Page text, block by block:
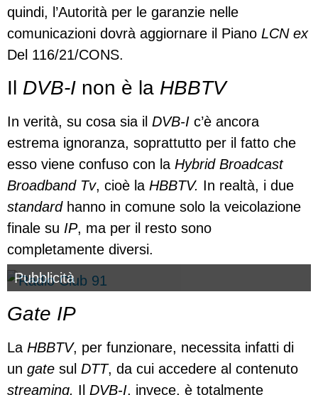
quindi, l’Autorità per le garanzie nelle
comunicazioni dovrà aggiornare il Piano LCN ex
Del 116/21/CONS.
Il DVB-I non è la HBBTV
In verità, su cosa sia il DVB-I c’è ancora
estrema ignoranza, soprattutto per il fatto che
esso viene confuso con la Hybrid Broadcast
Broadband Tv, cioè la HBBTV. In realtà, i due
standardhanno in comune solo la veicolazione
finale su IP, ma per il resto sono
completamente diversi.
Pubblicità
Gate IP
La HBBTV, per funzionare, necessita infatti di
un gate sul DTT, da cui accedere al contenuto
streaming. Il DVB-I, invece, è totalmente